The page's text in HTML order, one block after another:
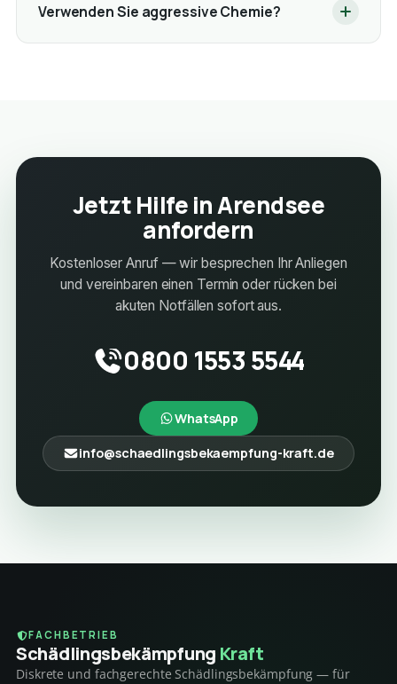
Verwenden Sie aggressive Chemie?
Jetzt Hilfe in Arendsee
anfordern
Kostenloser Anruf — wir besprechen Ihr Anliegen
und vereinbaren einen Termin oder rücken bei
akuten Notfällen sofort aus.
0800 1553 5544
WhatsApp
info@schaedlingsbekaempfung-kraft.de
FACHBETRIEB
Schädlings­bekämpfung Kraft
Diskrete und fachgerechte Schädlingsbekämpfung — für